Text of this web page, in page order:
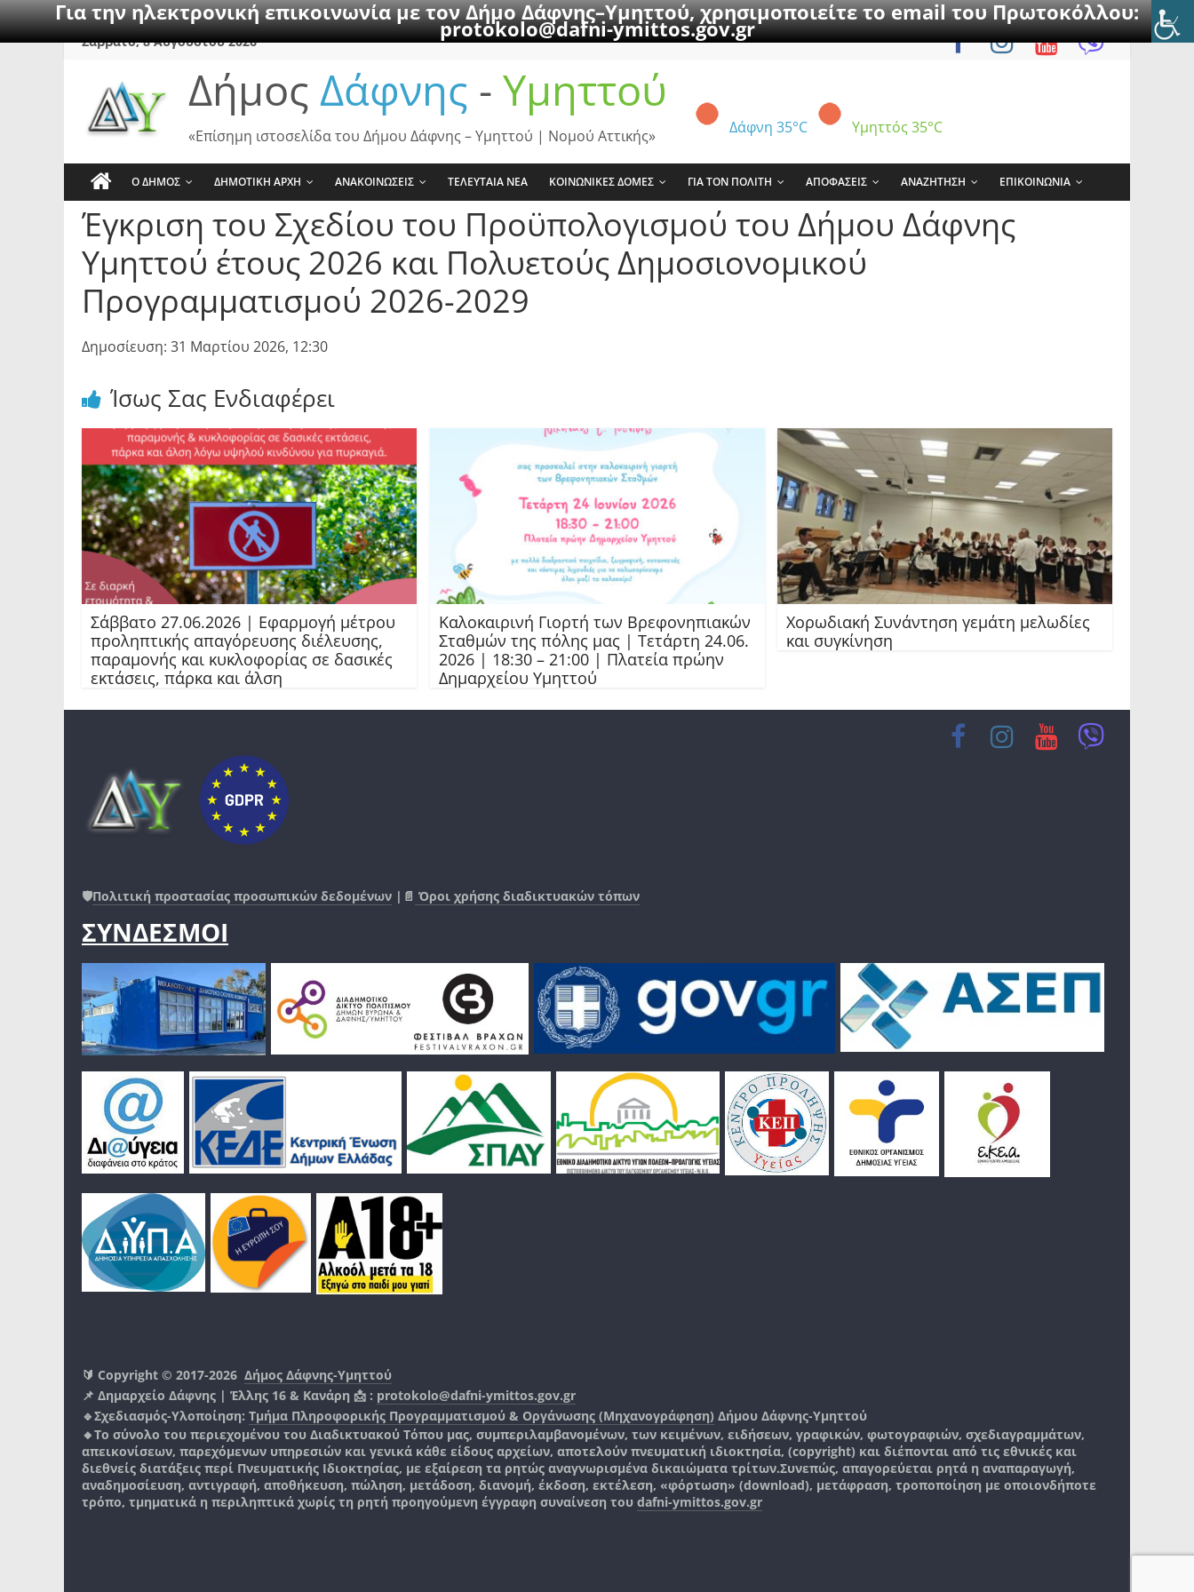
Για την ηλεκτρονική επικοινωνία με τον Δήμο Δάφνης–Υμηττού, χρησιμοποιείτε το email του Πρωτοκόλλου:
protokolo@dafni-ymittos.gov.gr
SkipΣάββατο, 8 Αυγούστου 2026
Δήμος Δάφνης - Υμηττού
Δάφνη 35°C Υμηττός 35°C
«Επίσημη ιστοσελίδα του Δήμου Δάφνης – Υμηττού | Νομού Αττικής»
Ο ΔΗΜΟΣ ΔΗΜΟΤΙΚΗ ΑΡΧΗ ΑΝΑΚΟΙΝΩΣΕΙΣ ΤΕΛΕΥΤΑΙΑ ΝΕΑ ΚΟΙΝΩΝΙΚΕΣ ΔΟΜΕΣ ΓΙΑ ΤΟΝ ΠΟΛΙΤΗ ΑΠΟΦΑΣΕΙΣ ΑΝΑΖΗΤΗΣΗ ΕΠΙΚΟΙΝΩΝΙΑ
Έγκριση του Σχεδίου του Προϋπολογισμού του Δήμου Δάφνης
Υμηττού έτους 2026 και Πολυετούς Δημοσιονομικού
Προγραμματισμού 2026-2029
Δημοσίευση: 31 Μαρτίου 2026, 12:30
Ίσως Σας Ενδιαφέρει
Σάββατο 27.06.2026 | Εφαρμογή μέτρου
προληπτικής απαγόρευσης διέλευσης,
παραμονής και κυκλοφορίας σε δασικές
εκτάσεις, πάρκα και άλση
Καλοκαιρινή Γιορτή των Βρεφονηπιακών
Σταθμών της πόλης μας | Τετάρτη 24.06.
2026 | 18:30 – 21:00 | Πλατεία πρώην
Δημαρχείου Υμηττού
Χορωδιακή Συνάντηση γεμάτη μελωδίες
και συγκίνηση
🛡️Πολιτική προστασίας προσωπικών δεδομένων |📄 Όροι χρήσης διαδικτυακών τόπων
ΣΥΝΔΕΣΜΟΙ
🔰 Copyright © 2017-2026 Δήμος Δάφνης-Υμηττού
📌 Δημαρχείο Δάφνης | Έλλης 16 & Κανάρη 📩 : protokolo@dafni-ymittos.gov.gr
🔹Σχεδιασμός-Υλοποίηση: Τμήμα Πληροφορικής Προγραμματισμού & Οργάνωσης (Μηχανογράφηση) Δήμου Δάφνης-Υμηττού
🔸Το σύνολο του περιεχομένου του Διαδικτυακού Τόπου μας, συμπεριλαμβανομένων, των κειμένων, ειδήσεων, γραφικών, φωτογραφιών, σχεδιαγραμμάτων,
απεικονίσεων, παρεχόμενων υπηρεσιών και γενικά κάθε είδους αρχείων, αποτελούν πνευματική ιδιοκτησία, (copyright) και διέπονται από τις εθνικές και
διεθνείς διατάξεις περί Πνευματικής Ιδιοκτησίας, με εξαίρεση τα ρητώς αναγνωρισμένα δικαιώματα τρίτων.Συνεπώς, απαγορεύεται ρητά η αναπαραγωγή,
αναδημοσίευση, αντιγραφή, αποθήκευση, πώληση, μετάδοση, διανομή, έκδοση, εκτέλεση, «φόρτωση» (download), μετάφραση, τροποποίηση με οποιονδήποτε
τρόπο, τμηματικά η περιληπτικά χωρίς τη ρητή προηγούμενη έγγραφη συναίνεση του dafni-ymittos.gov.gr